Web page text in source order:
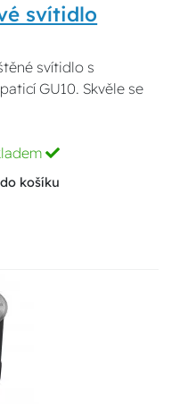
svítidlo
svítidlo s
GU10. Skvěle se
košíku